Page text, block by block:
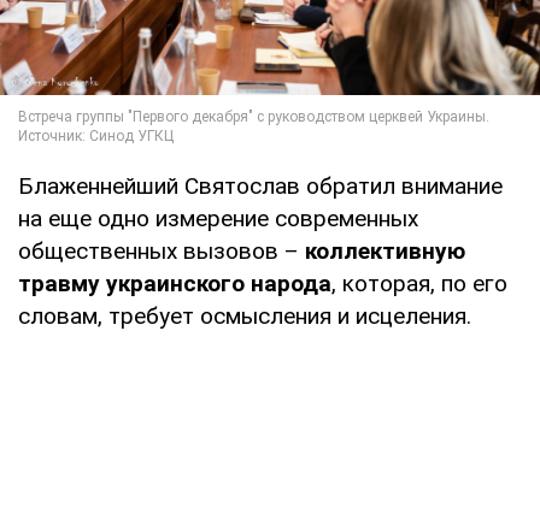
Блаженнейший Святослав обратил внимание
на еще одно измерение современных
общественных вызовов – коллективную
травму украинского народа, которая, по его
словам, требует осмысления и исцеления.